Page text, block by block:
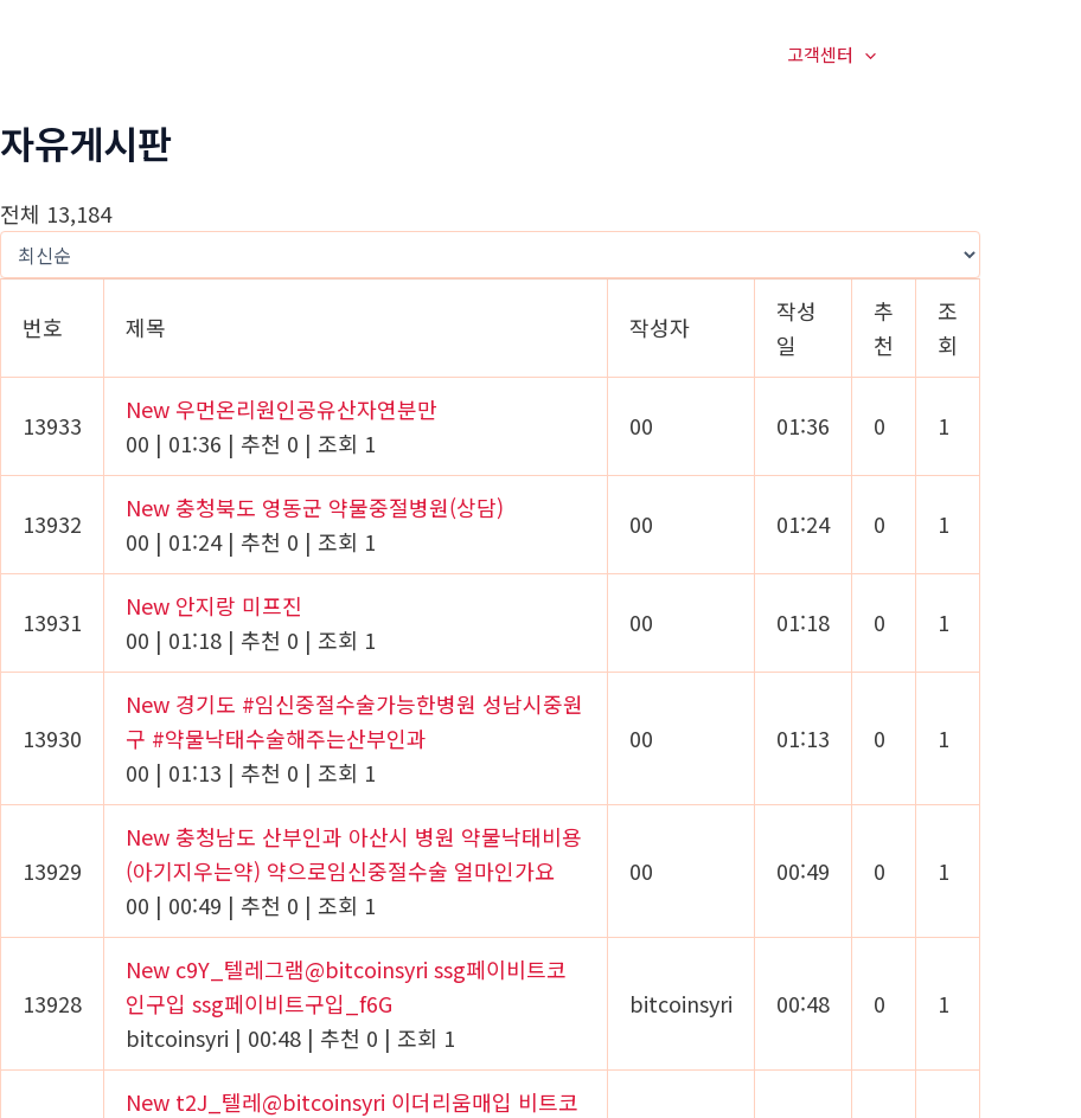
고객센터
자유게시판
전체 13,184
번호 제목 작성자
작성
일
추
천
조
회
13933
New 우먼온리원인공유산자연분만
00 | 01:36 | 추천 0 | 조회 1
00 01:36 0 1
13932
New 충청북도 영동군 약물중절병원(상담)
00 | 01:24 | 추천 0 | 조회 1
00 01:24 0 1
13931
New 안지랑 미프진
00 | 01:18 | 추천 0 | 조회 1
00 01:18 0 1
13930
New 경기도 #임신중절수술가능한병원 성남시중원
구 #약물낙태수술해주는산부인과
00 | 01:13 | 추천 0 | 조회 1
00 01:13 0 1
13929
New 충청남도 산부인과 아산시 병원 약물낙태비용
(아기지우는약) 약으로임신중절수술 얼마인가요
00 | 00:49 | 추천 0 | 조회 1
00 00:49 0 1
13928
New c9Y_텔레그램@bitcoinsyri ssg페이비트코
인구입 ssg페이비트구입_f6G
bitcoinsyri | 00:48 | 추천 0 | 조회 1
bitcoinsyri 00:48 0 1
New t2J_텔레@bitcoinsyri 이더리움매입 비트코